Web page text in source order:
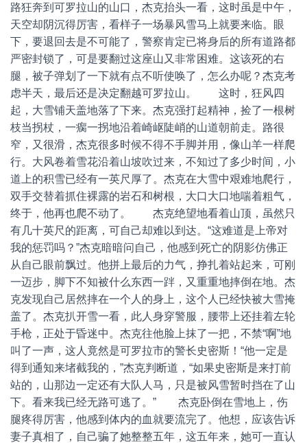
路狂奔到可罗拉山的山口，杰克抬头一看，这时虽是中午，
天空却阴沉得厉害，看样子一场暴风雪马上就要来临。眼
下，要退回去是不可能了，警察肯定已将身后的所有道路都
严密封锁了，可是要翻过这座山又非常困难。这该死的右
腿，被子弹划了一下就有点不听使唤了，怎么办呢？杰克考
虑半天，最后还是决定翻越可罗拉山。 这时，狂风四
起，大雪铺天盖地落了下来。杰克强打起精神，捡了一根树
枝当拐杖，一瘸一拐地沿着崎岖陡峭的山道朝前走。路很
窄，又很滑，杰克很多时候不得不手脚并用，像山羊一样爬
行。大风卷着雪花沿着山坡吹过来，不知过了多少时间，小
道上的积雪已经有一英尺厚了。杰克在大雪中艰难地爬行，
双手交替着抓住裸露的岩石和树根，大口大口地喘着粗气，
终于，他再也爬不动了。 杰克绝望地看着山顶，虽然只
有几十英尺的距离，可自己却难以到达。“这难道是上帝对
我的惩罚吗？”杰克暗暗问自己，他感到死亡的阴影仿佛正
从自己眼前飘过。他拼上最后的力气，挣扎着站起来，可刚
一迈步，脚下不知被什么东西一跘，又重重地摔倒在地。杰
克发现自己居然摔在一个人的身上，这个人已经快被大雪掩
盖了。杰克扒开雪一看，此人身穿警服，腰带上还挂着左轮
手枪，正处于昏迷中。杰克往他脸上抹了一把，不禁“啊”地
叫了一声，这人竟然是可罗拉市的警长史密斯！“他一定是
得到通知来堵截我的，”杰克判断道，“如果史密斯是来打前
站的，山那边一定还有大队人马，只是被风雪暂时挡在了山
下。看来我已经无路可逃了。” 杰克卧倒在雪地上，伤
腿疼得厉害，他感到体内的血就要流完了。他想，应该告诉
妻子真相了，自己骗了她整整五年，这五年来，她可一直认